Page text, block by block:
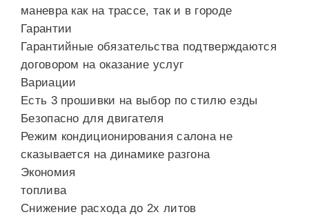
маневра как на трассе, так и в городе
Гарантии
Гарантийные обязательства подтверждаются
договором на оказание услуг
Вариации
Есть 3 прошивки на выбор по стилю езды
Безопасно для двигателя
Режим кондиционирования салона не
сказывается на динамике разгона
Экономия
топлива
Снижение расхода до 2х литов